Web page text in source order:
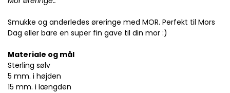
Smukke og anderledes øreringe med MOR. Perfekt til Mors
Dag eller bare en super fin gave til din mor :)
Materiale og mål
Sterling sølv
5 mm. i højden
15 mm. i længden